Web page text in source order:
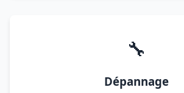
🔧
Dépannage